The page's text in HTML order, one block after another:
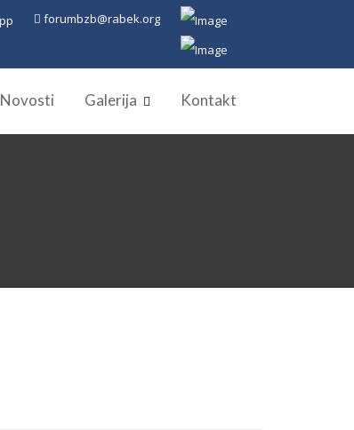
forumbzb@rabek.org
Novosti Galerija Kontakt